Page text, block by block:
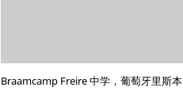
Braamcamp Freire 中学，葡萄牙里斯本